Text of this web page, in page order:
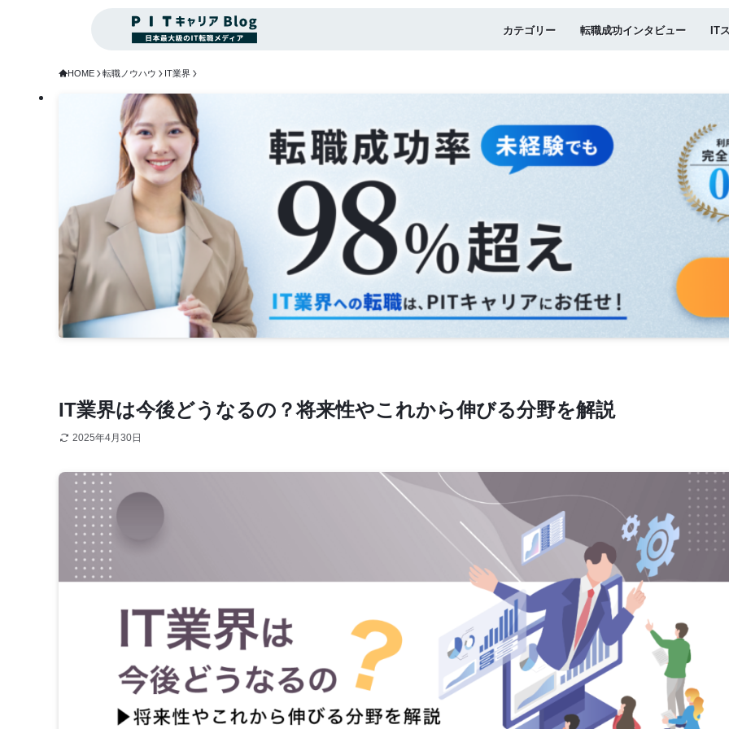
カテゴリー 転職成功インタビュー IT
HOME 転職ノウハウ IT業界
IT業界は今後どうなるの？将来性やこれから伸びる分野を解説
2025年4月30日